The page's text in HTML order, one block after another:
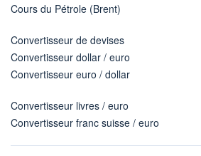
Cours du Pétrole (Brent)
Convertisseur de devises
Convertisseur dollar / euro
Convertisseur euro / dollar
Convertisseur livres / euro
Convertisseur franc suisse / euro